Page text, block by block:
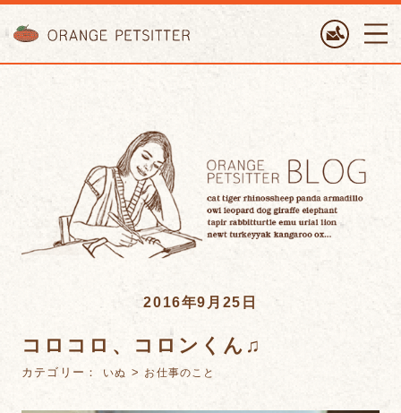
2016年9月25日
コロコロ、コロンくん♫
カテゴリー： いぬ > お仕事のこと